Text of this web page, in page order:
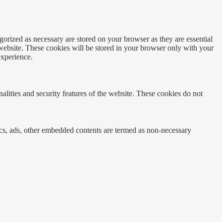
as necessary are stored on your browser as they are essential
These cookies will be stored in your browser only with your
and security features of the website. These cookies do not
other embedded contents are termed as non-necessary